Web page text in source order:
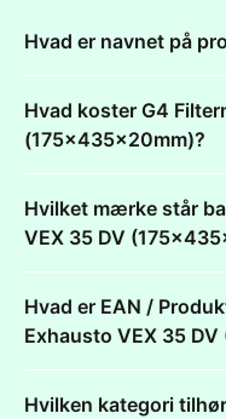
Hvad er navnet på
Hvad koster G4
(175x435x20mm)?
Hvilket mærke står
VEX 35 DV
Hvad er EAN /
Exhausto VEX 35
Hvilken kategori